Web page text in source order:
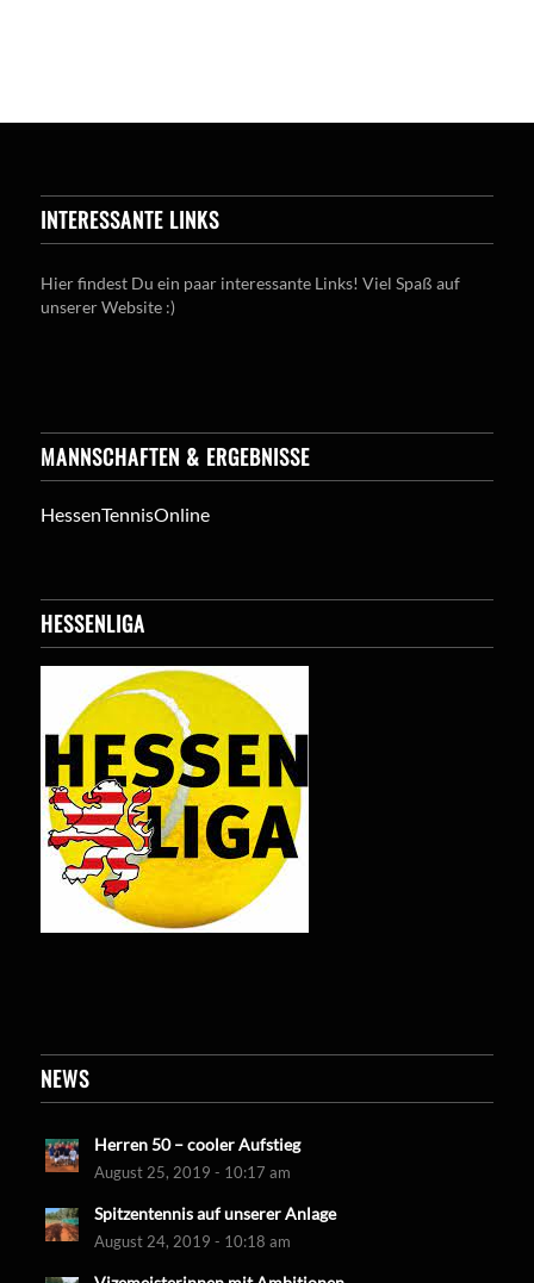
INTERESSANTE LINKS
Hier findest Du ein paar interessante Links! Viel Spaß auf
unserer Website :)
MANNSCHAFTEN & ERGEBNISSE
HessenTennisOnline
HESSENLIGA
NEWS
Herren 50 – cooler Aufstieg
August 25, 2019 - 10:17 am
Spitzentennis auf unserer Anlage
August 24, 2019 - 10:18 am